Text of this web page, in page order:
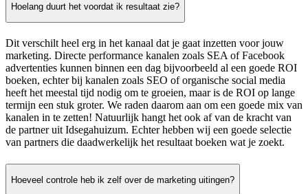
Hoelang duurt het voordat ik resultaat zie?
Dit verschilt heel erg in het kanaal dat je gaat inzetten voor jouw
marketing. Directe performance kanalen zoals SEA of Facebook
advertenties kunnen binnen een dag bijvoorbeeld al een goede ROI
boeken, echter bij kanalen zoals SEO of organische social media
heeft het meestal tijd nodig om te groeien, maar is de ROI op lange
termijn een stuk groter. We raden daarom aan om een goede mix van
kanalen in te zetten! Natuurlijk hangt het ook af van de kracht van
de partner uit Idsegahuizum. Echter hebben wij een goede selectie
van partners die daadwerkelijk het resultaat boeken wat je zoekt.
Hoeveel controle heb ik zelf over de marketing uitingen?